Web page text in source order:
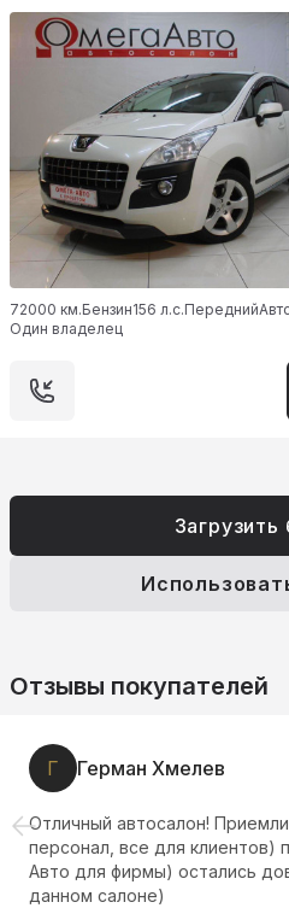
72000 км.Бензин156 л.с.Передний
Один владелец
Отзывы покупателей
Г Герман Хмелев
Отличный автосалон!
персонал, все для клиентов)
Авто для фирмы) остались
данном салоне)